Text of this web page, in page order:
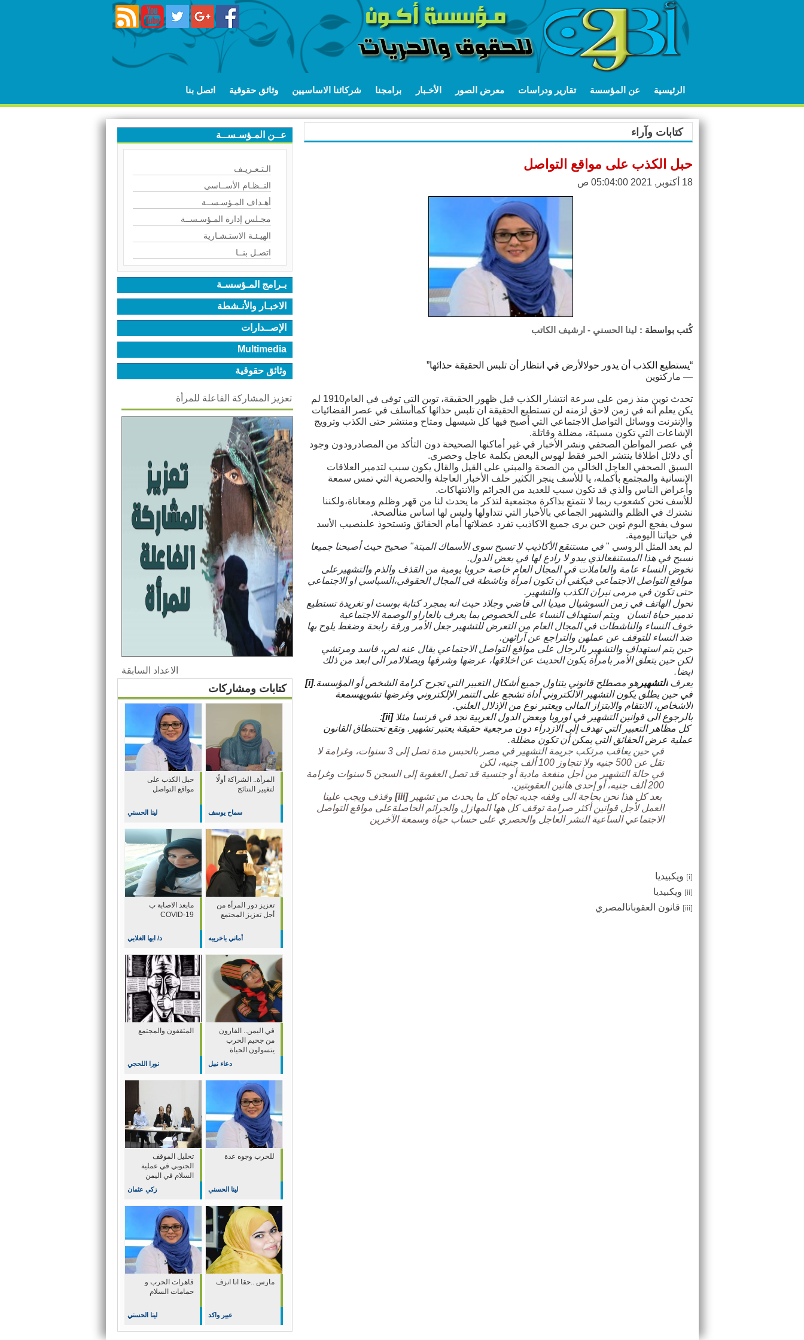
الرئيسية عن المؤسسة تقارير ودراسات معرض الصور الأخـبار برامجنا شركائنا الاساسيين وثائق حقوقية اتصل بنا
عــن المـؤسـســة
الـتـعـريـف
النــظـام الأســاسي
أهـداف المـؤسـســة
مجـلس إدارة المـؤسـســة
الهيـئـة الاستـشـارية
اتصـل بنــا
بـرامج المـؤسسـة
الاخبـار والأنـشطة
الإصــدارات
Multimedia
وثائق حقوقية
تعزيز المشاركة الفاعلة للمرأة
الاعداد السابقة
كتابات ومشاركات
حبل الكذب على
مواقع التواصل
لينا الحسني
المرأة.. الشراكة أولًا
لتغيير النتائج
سماح يوسف
مابعد الاصابة ب
COVID-19
د/ ابها الغلابي
تعزيز دور المرأة من
أجل تعزيز المجتمع
أماني باخريبه
المثقفون والمجتمع
نورا اللحجي
في اليمن.. الفارون
من جحيم الحرب
يتسولون الحياة
دعاء نبيل
تحليل الموقف
الجنوبي في عملية
السلام في اليمن
زكي عثمان
للحرب وجوه عدة
لينا الحسني
قاهرات الحرب و
حمامات السلام
لينا الحسني
مارس ..حقا انا انزف
عبير واكد
كتابات وآراء
حبل الكذب على مواقع التواصل
18 أكتوبر, 2021 05:04:00 ص
كُتب بواسطة : لينا الحسني - ارشيف الكاتب
“يستطيع الكذب أن يدور حولالأرض في انتظار أن تلبس الحقيقة حذائها”
― ماركتوين
تحدث توين منذ زمن على سرعة انتشار الكذب قبل ظهور الحقيقة، توين التي توفى في العام1910 لم
يكن يعلم أنه في زمن لاحق لزمنه لن تستطيع الحقيقة ان تلبس حذائها كماأسلف في عصر الفضائيات
والإنترنت ووسائل التواصل الاجتماعي التي أصبح فيها كل شيسهل ومتاح ومنتشر حتى الكذب وترويج
الإشاعات التي تكون مسيئة، مضللة وقاتلة.
في عصر المواطن الصحفي ونشر الأخبار في غير أماكنها الصحيحة دون التأكد من المصادرودون وجود
أي دلائل اطلاقا ينتشر الخبر فقط لهوس البعض بكلمة عاجل وحصري.
السبق الصحفي العاجل الخالي من الصحة والمبني على القيل والقال يكون سبب لتدمير العلاقات
الإنسانية والمجتمع بأكمله، يا للأسف ينجر الكثير خلف الأخبار العاجلة والحصرية التي تمس سمعة
وأعراض الناس والذي قد تكون سبب للعديد من الجرائم والانتهاكات.
للأسف نحن كشعوب ربما لا نتمتع بذاكرة مجتمعية لتذكر ما يحدث لنا من قهر وظلم ومعاناة،ولكننا
نشترك في الظلم والتشهير الجماعي بالأخبار التي نتداولها وليس لها اساس منالصحة.
سوف يفجع اليوم توين حين يرى جميع الاكاذيب تفرد عضلاتها أمام الحقائق وتستحوذ علىنصيب الأسد
في حياتنا اليومية.
لم يعد المثل الروسي "في مستنقع الأكاذيب لا تسبح سوى الأسماك الميتة" صحيح حيث أصبحنا جميعا
نسبح في هذا المستنقعالذي يبدو لا رادع لها في بعض الدول.
تخوض النساء عامة والعاملات في المجال العام خاصة حروبا يومية من القذف والذم والتشهيرعلى
مواقع التواصل الاجتماعي فيكفي أن تكون امرأة وناشطة في المجال الحقوقي،السياسي او الاجتماعي
حتى تكون في مرمى نيران الكذب والتشهير.
تحول الهاتف في زمن السوشيال ميديا الى قاضي وجلاد حيث انه بمجرد كتابة بوست او تغريدة تستطيع
تدمير حياة انسان ويتم استهداف النساء على الخصوص بما يعرف بالعاراو الوصمة الاجتماعية
خوف النساء والناشطات في المجال العام من التعرض للتشهير جعل الأمر ورقة رابحة وضغط يلوح بها
ضد النساء للتوقف عن عملهن والتراجع عن آرائهن.
حين يتم استهداف والتشهير بالرجال على مواقع التواصل الاجتماعي يقال عنه لص، فاسد ومرتشي
لكن حين يتعلق الأمر بامرأة يكون الحديث عن اخلاقها، عرضها وشرفها ويصلالامر الى ابعد من ذلك
ايضا.
يعرفالتشهيرهو مصطلح قانوني يتناول جميع أشكال التعبير التي تجرح كرامة الشخص أو المؤسسة.[i]
في حين يطلق يكون التشهير الالكتروني أداة تشجع على التنمر الإلكتروني وغرضها تشويهسمعة
الاشخاص، الانتقام والابتزاز المالي ويعتبر نوع من الإذلال العلني.
بالرجوع الى قوانين التشهير في اوروبا وبعض الدول العربية نجد في فرنسا مثلا[ii]
:
كل مظاهر التعبير التي تهدف إلى الازدراء دون مرجعية حقيقة يعتبر تشهير. وتقع تحتنطاق القانون
عملية عرض الحقائق التي يمكن أن تكون مضللة.
في حين يعاقب مرتكب جريمة التشهير في مصر
بالحبس مدة تصل إلى 3 سنوات، وغرامة لا
تقل عن 500 جنيه ولا تتجاوز 100 ألف جنيه، لكن
في حالة التشهير من أجل منفعة مادية أو جنسية قد تصل العقوبة إلى السجن 5 سنوات وغرامة
200 ألف جنيه، أو إحدى هاتين العقوبتين.
بعد كل هذا نحن بحاجة الى وقفه جديه تجاه كل ما يحدث من تشهير[iii] وقذف ويجب علينا
العمل لأجل قوانين أكثر صرامة توقف كل هها المهازل والجرائم الحاصلةعلى مواقع التواصل
الاجتماعي الساعية النشر العاجل والحصري على حساب حياة وسمعة الآخرين
ويكبيديا
ويكبيديا
قانون العقوباتالمصري